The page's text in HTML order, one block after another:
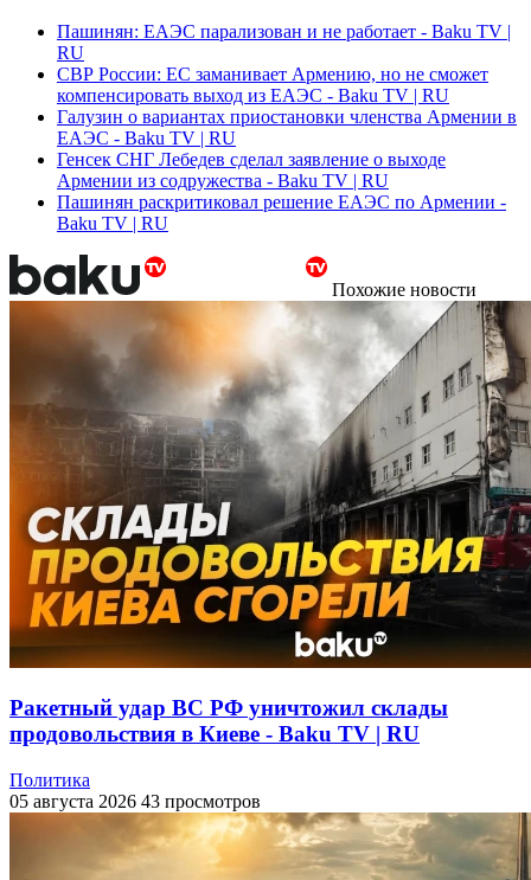
Пашинян: ЕАЭС парализован и не работает - Baku TV |
RU
СВР России: ЕС заманивает Армению, но не сможет
компенсировать выход из ЕАЭС - Baku TV | RU
Галузин о вариантах приостановки членства Армении в
ЕАЭС - Baku TV | RU
Генсек СНГ Лебедев сделал заявление о выходе
Армении из содружества - Baku TV | RU
Пашинян раскритиковал решение ЕАЭС по Армении -
Baku TV | RU
Похожие новости
Ракетный удар ВС РФ уничтожил склады
продовольствия в Киеве - Baku TV | RU
Политика
05 августа 2026 43 просмотров